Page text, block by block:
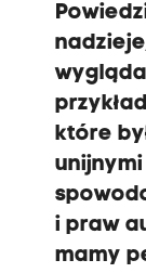
które
i praw
mamy